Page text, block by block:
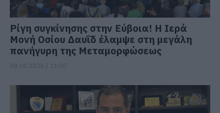
Ρίγη συγκίνησης στην Εύβοια! Η Ιερά
Μονή Οσίου Δαυΐδ έλαμψε στη μεγάλη
πανήγυρη της Μεταμορφώσεως